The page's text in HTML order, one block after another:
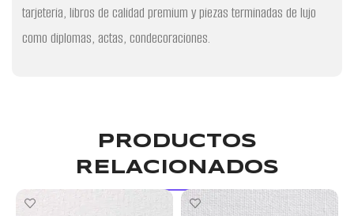
tarjeteria, libros de calidad premium y piezas terminadas de lujo
como diplomas, actas, condecoraciones.
PRODUCTOS
RELACIONADOS